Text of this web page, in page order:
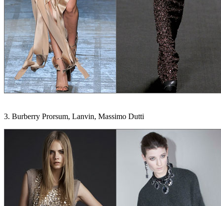
3. Burberry Prorsum, Lanvin, Massimo Dutti